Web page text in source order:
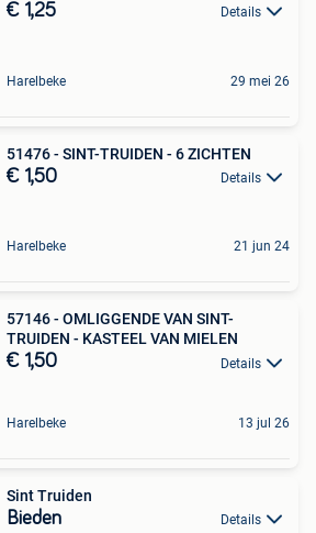
€ 1,25 Details
Harelbeke 29 mei 26
51476 - SINT-TRUIDEN - 6 ZICHTEN
€ 1,50 Details
Harelbeke 21 jun 24
57146 - OMLIGGENDE VAN SINT-
TRUIDEN - KASTEEL VAN MIELEN
€ 1,50 Details
Harelbeke 13 jul 26
Sint Truiden
Bieden Details